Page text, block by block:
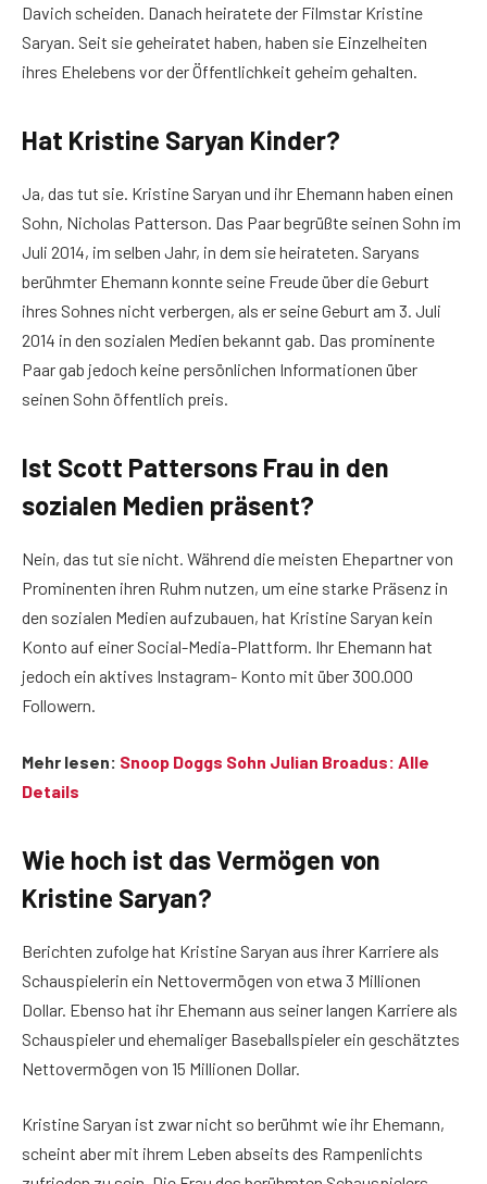
Davich scheiden. Danach heiratete der Filmstar Kristine
Saryan. Seit sie geheiratet haben, haben sie Einzelheiten
ihres Ehelebens vor der Öffentlichkeit geheim gehalten.
Hat Kristine Saryan Kinder?
Ja, das tut sie. Kristine Saryan und ihr Ehemann haben einen
Sohn, Nicholas Patterson. Das Paar begrüßte seinen Sohn im
Juli 2014, im selben Jahr, in dem sie heirateten. Saryans
berühmter Ehemann konnte seine Freude über die Geburt
ihres Sohnes nicht verbergen, als er seine Geburt am 3. Juli
2014 in den sozialen Medien bekannt gab. Das prominente
Paar gab jedoch keine persönlichen Informationen über
seinen Sohn öffentlich preis.
Ist Scott Pattersons Frau in den
sozialen Medien präsent?
Nein, das tut sie nicht. Während die meisten Ehepartner von
Prominenten ihren Ruhm nutzen, um eine starke Präsenz in
den sozialen Medien aufzubauen, hat Kristine Saryan kein
Konto auf einer Social-Media-Plattform. Ihr Ehemann hat
jedoch ein aktives Instagram- Konto mit über 300.000
Followern.
Mehr lesen: Snoop Doggs Sohn Julian Broadus: Alle
Details
Wie hoch ist das Vermögen von
Kristine Saryan?
Berichten zufolge hat Kristine Saryan aus ihrer Karriere als
Schauspielerin ein Nettovermögen von etwa 3 Millionen
Dollar. Ebenso hat ihr Ehemann aus seiner langen Karriere als
Schauspieler und ehemaliger Baseballspieler ein geschätztes
Nettovermögen von 15 Millionen Dollar.
Kristine Saryan ist zwar nicht so berühmt wie ihr Ehemann,
scheint aber mit ihrem Leben abseits des Rampenlichts